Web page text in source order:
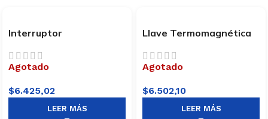
Interruptor
20A Baw K42C20
Agotado
$6.425,02
LEER MÁS
Llave Termomagnética
Agotado
$6.502,10
LEER MÁS